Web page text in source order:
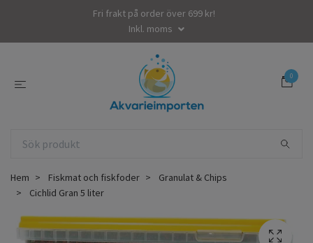
Fri frakt på order över 699 kr!
Inkl. moms
0
Hem Fiskmat och fiskfoder
Granulat & Chips
Cichlid Gran 5 liter